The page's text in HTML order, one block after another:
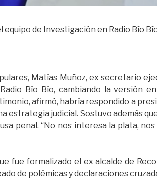
equipo de Investigación en Radio Bío
Matías Muñoz, ex secretario
Bío Bío, cambiando la versión
afirmó, habría respondido a
estrategia judicial. Sostuvo además
penal. “No nos interesa la plata, nos
fue formalizado el ex alcalde de
de polémicas y declaraciones